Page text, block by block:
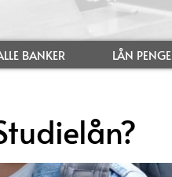
BANKER LÅN PENGE